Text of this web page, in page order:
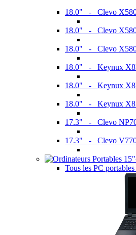
18.0" - Clevo
18.0" - Clevo
18.0" - Clevo
18.0" - Keynux
18.0" - Keynux
18.0" - Keynux
17.3" - Clevo
17.3" - Clevo
Tous les PC